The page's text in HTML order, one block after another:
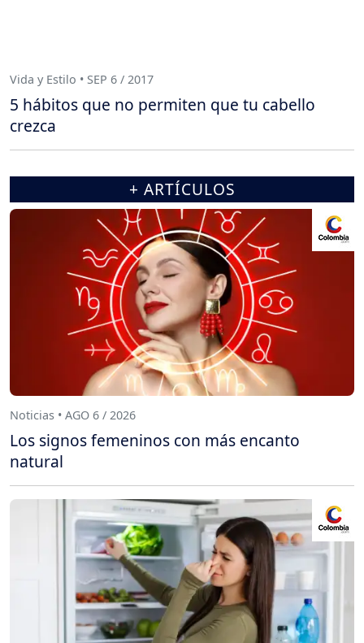
Vida y Estilo • SEP 6 / 2017
5 hábitos que no permiten que tu cabello
crezca
+ ARTÍCULOS
Noticias • AGO 6 / 2026
Los signos femeninos con más encanto
natural